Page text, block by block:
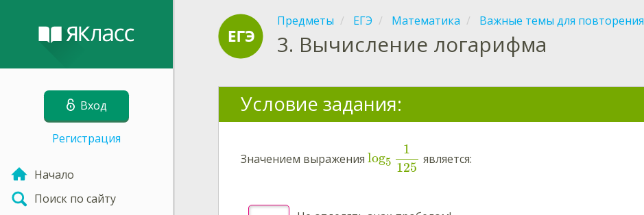
Вход
Регистрация
Начало
Поиск по сайту
Предметы ЕГЭ Математика Важные темы для повторения
3. Вычисление логарифма
Условие задания:
Значением выражения log5
1
125
является: